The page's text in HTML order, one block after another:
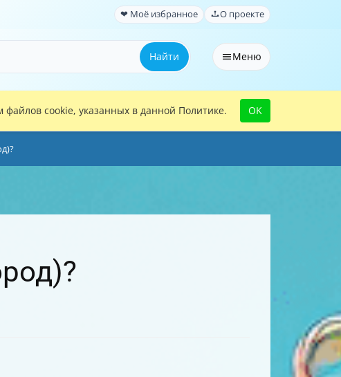
❤ Моё избранное О проекте
Найти Меню
файлов cookie, указанных в данной Политике. OK